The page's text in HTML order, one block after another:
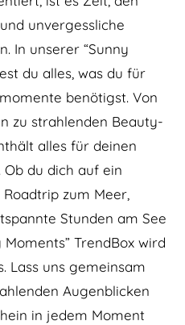
unvergessliche
In unserer “Sunny
du alles, was du für
benötigst. Von
zu strahlenden Beauty-
alles für deinen
du dich auf ein
Roadtrip zum Meer,
Stunden am See
TrendBox wird
Lass uns gemeinsam
Augenblicken
in jedem Moment